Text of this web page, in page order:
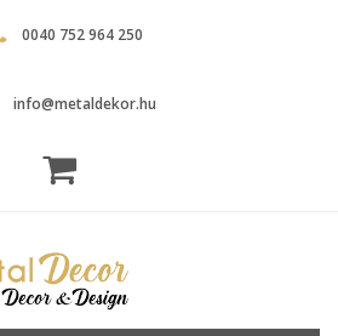
0040 752 964 250
info@metaldekor.hu